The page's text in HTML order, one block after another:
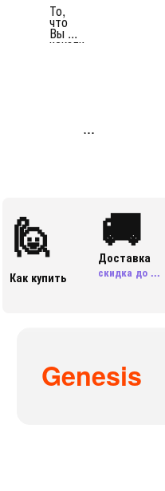
То,
что
Вы ...
искали
...
🙋
Как купить
🚚
Доставка
скидка до ...
Genesis